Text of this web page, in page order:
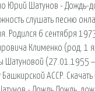
Юрий Шатунов - Дождь-
слушать песню
Родился 6 сентября
Клименко (род. 1
Шатуновой (27.01.1955
Башкирской АССР.